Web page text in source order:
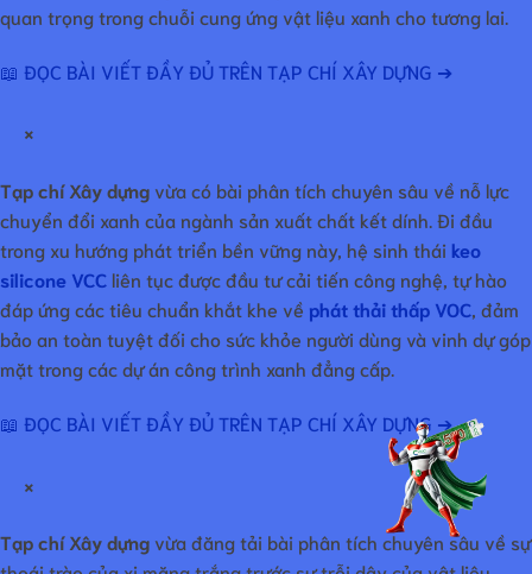
quan trọng trong chuỗi cung ứng vật liệu xanh cho tương lai.
📖 ĐỌC BÀI VIẾT ĐẦY ĐỦ TRÊN TẠP CHÍ XÂY DỰNG ➔
×
Tạp chí Xây dựngvừa có bài phân tích chuyên sâu về nỗ lực
chuyển đổi xanh của ngành sản xuất chất kết dính. Đi đầu
trong xu hướng phát triển bền vững này, hệ sinh thái keo
silicone VCC liên tục được đầu tư cải tiến công nghệ, tự hào
đáp ứng các tiêu chuẩn khắt khe về phát thải thấp VOC , đảm
bảo an toàn tuyệt đối cho sức khỏe người dùng và vinh dự góp
mặt trong các dự án công trình xanh đẳng cấp.
📖 ĐỌC BÀI VIẾT ĐẦY ĐỦ TRÊN TẠP CHÍ XÂY DỰNG ➔
×
Tạp chí Xây dựngvừa đăng tải bài phân tích chuyên sâu về sự